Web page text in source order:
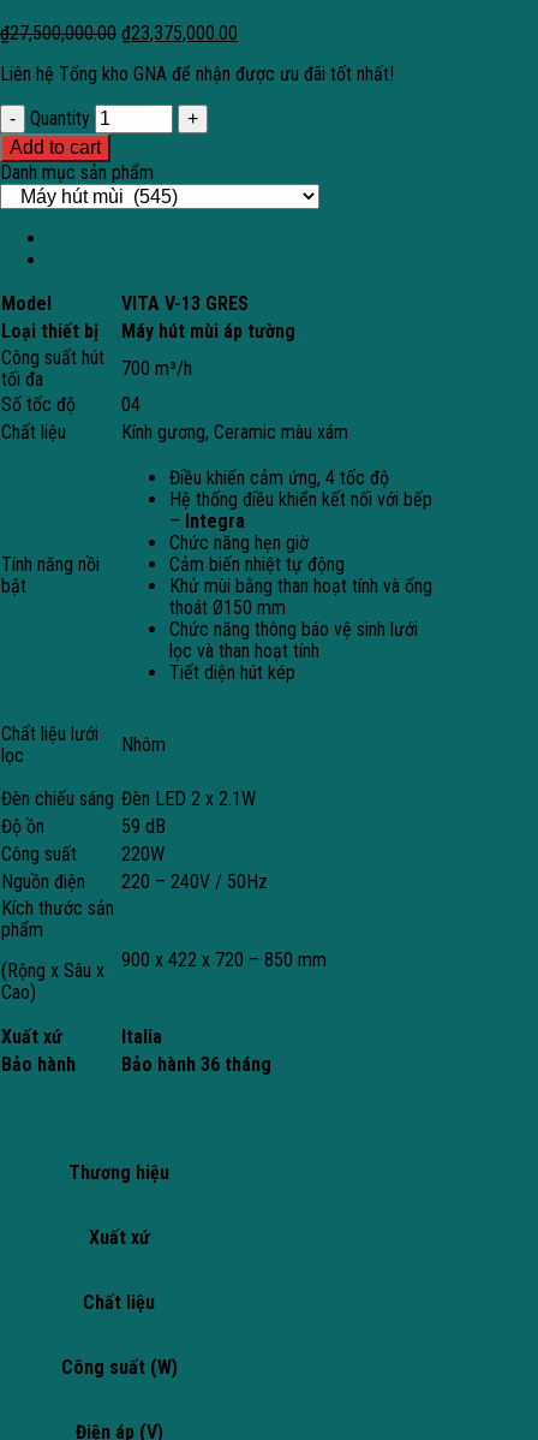
₫27,500,000.00 ₫23,375,000.00
Liên hệ Tổng kho GNA để nhận được ưu đãi tốt nhất!
Quantity
Add to cart
Danh mục sản phẩm
Model
VITA V-13 GRES
Loại thiết bị
Máy hút mùi áp tường
Công suất hút
tối đa
700 m³/h
Số tốc độ
04
Chất liệu
Kính gương, Ceramic màu xám
Tính năng nồi
bật
Điều khiển cảm ứng, 4 tốc độ
Hệ thống điều khiển kết nối với bếp
– Integra
Chức năng hẹn giờ
Cảm biến nhiệt tự động
Khử mùi bằng than hoạt tính và ống
thoát Ø150 mm
Chức năng thông báo vệ sinh lưới
lọc và than hoạt tính
Tiết diện hút kép
Chất liệu lưới
lọc
Nhôm
Đèn chiếu sáng Đèn LED 2 x 2.1W
Độ ồn
59 dB
Công suất
220W
Nguồn điện
220 – 240V / 50Hz
Kích thước sản
phẩm
(Rộng x Sâu x
Cao)
900 x 422 x 720 – 850 mm
Xuất xứ
Italia
Bảo hành
Bảo hành 36 tháng
Thương hiệu
Xuất xứ
Chất liệu
Công suất (W)
Điện áp (V)